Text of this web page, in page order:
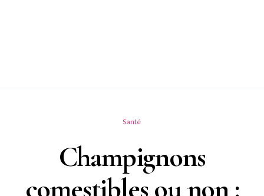
Santé
Champignons
comestibles ou non :